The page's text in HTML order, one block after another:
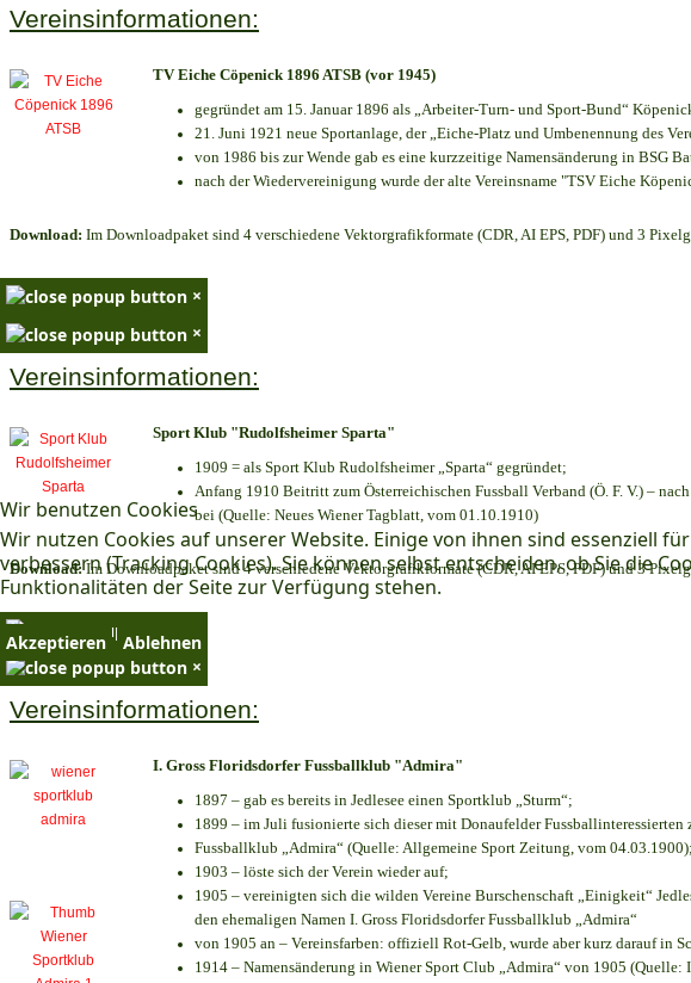
Wir benutzen Cookies
Wir nutzen Cookies auf unserer Website. Einige von ihnen sind essenziell
verbessern (Tracking Cookies). Sie können selbst entscheiden, ob Sie die
Funktionalitäten der Seite zur Verfügung stehen.
Akzeptieren Ablehnen
Vereinsinformationen:
TV Eiche Cöpenick 1896 ATSB (vor 1945)
gegründet am 15. Januar 1896 als „Arbeiter-Turn- und Sport-Bund“
21. Juni 1921 neue Sportanlage, der „Eiche-Platz und Umbenennung des
von 1986 bis zur Wende gab es eine kurzzeitige Namensänderung in BSG
nach der Wiedervereinigung wurde der alte Vereinsname "TSV Eiche
Download: Im Downloadpaket sind 4 verschiedene Vektorgrafikformate (CDR, AI EPS, PDF) und 3
×
×
Vereinsinformationen:
Sport Klub "Rudolfsheimer Sparta"
1909 = als Sport Klub Rudolfsheimer „Sparta“ gegründet;
Anfang 1910 Beitritt zum Österreichischen Fussball Verband (Ö. F. V.) –
bei (Quelle: Neues Wiener Tagblatt, vom 01.10.1910)
Download:Im Downloadpaket sind 4 verschiedene Vektorgrafikformate (CDR, AI EPS, PDF) und 3
×
Vereinsinformationen:
I. Gross Floridsdorfer Fussballklub "Admira"
1897 – gab es bereits in Jedlesee einen Sportklub „Sturm“;
1899 – im Juli fusionierte sich dieser mit Donaufelder Fussballinteressierten
Fussballklub „Admira“ (Quelle: Allgemeine Sport Zeitung, vom 04.03.1900);
1903 – löste sich der Verein wieder auf;
1905 – vereinigten sich die wilden Vereine Burschenschaft „Einigkeit“
den ehemaligen Namen I. Gross Floridsdorfer Fussballklub „Admira“
von 1905 an – Vereinsfarben: offiziell Rot-Gelb, wurde aber kurz darauf in
1914 – Namensänderung in Wiener Sport Club „Admira“ von 1905